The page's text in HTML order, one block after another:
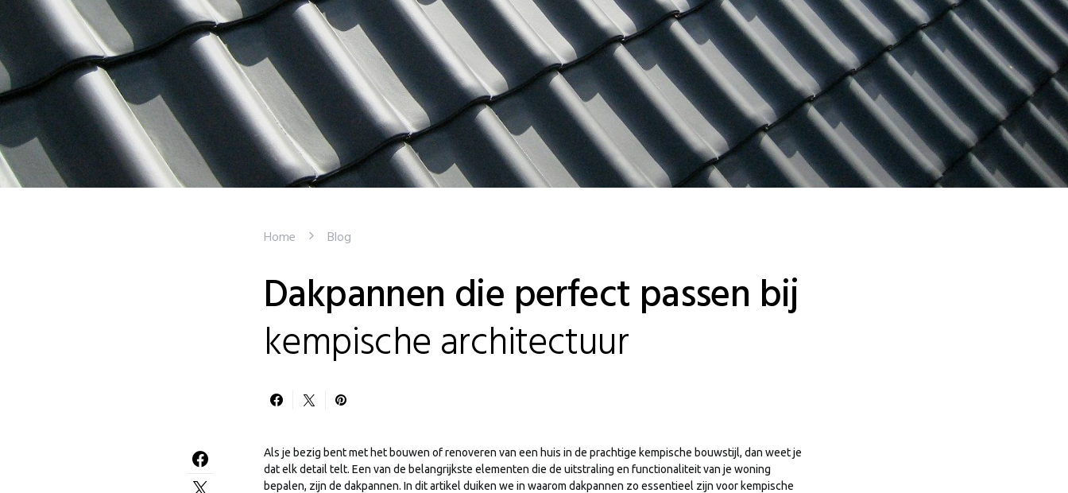
Home Blog
Dakpannen die perfect passen bij
kempische architectuur
Als je bezig bent met het bouwen of renoveren van een huis in de prachtige kempische bouwstijl, dan weet je
dat elk detail telt. Een van de belangrijkste elementen die de uitstraling en functionaliteit van je woning
bepalen, zijn de dakpannen. In dit artikel duiken we in waarom dakpannen zo essentieel zijn voor kempische